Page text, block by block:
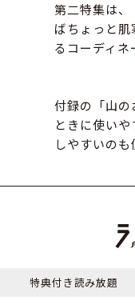
第二特集は
ばちょっと
るコーディネ
付録の「山の
ときに使い
しやすいのも
特典付き読み放題